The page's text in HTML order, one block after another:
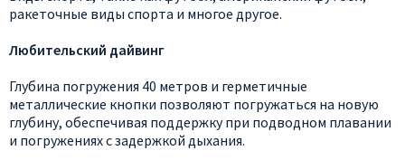
ракеточные виды спорта и многое другое.
Любительский дайвинг
Глубина погружения 40 метров и герметичные
металлические кнопки позволяют погружаться на новую
глубину, обеспечивая поддержку при подводном плавании
и погружениях с задержкой дыхания.